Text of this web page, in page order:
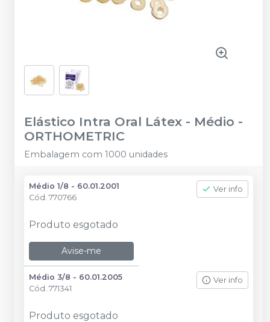
Elástico Intra Oral Látex - Médio -
ORTHOMETRIC
Embalagem com 1000 unidades
Médio 1/8 - 60.01.2001
Cód. 770766
Ver info
Produto esgotado
Avise-me
Médio 3/8 - 60.01.2005
Cód. 771341
Ver info
Produto esgotado